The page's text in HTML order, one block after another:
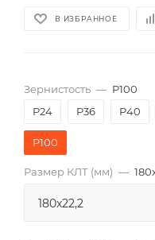
В ИЗБРАННОЕ
Зернистость — P100
P24
P36 P40
P100
Размер КЛТ (мм) —